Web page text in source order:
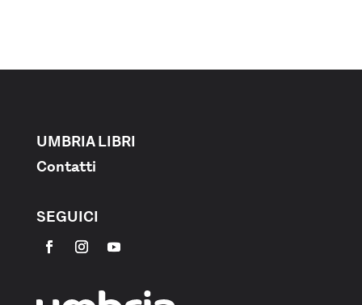
UMBRIA LIBRI
Contatti
SEGUICI